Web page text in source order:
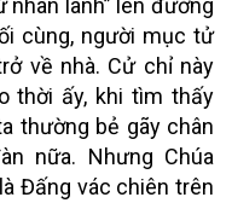
lành” lên đường
cùng, người mục tử
về nhà. Cử chỉ này
thời ấy, khi tìm thấy
thường bẻ gãy chân
nữa. Nhưng Chúa
Đấng vác chiên trên